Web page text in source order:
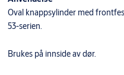
Oval knappsylinder med
53-serien.
Brukes på innside av dør.